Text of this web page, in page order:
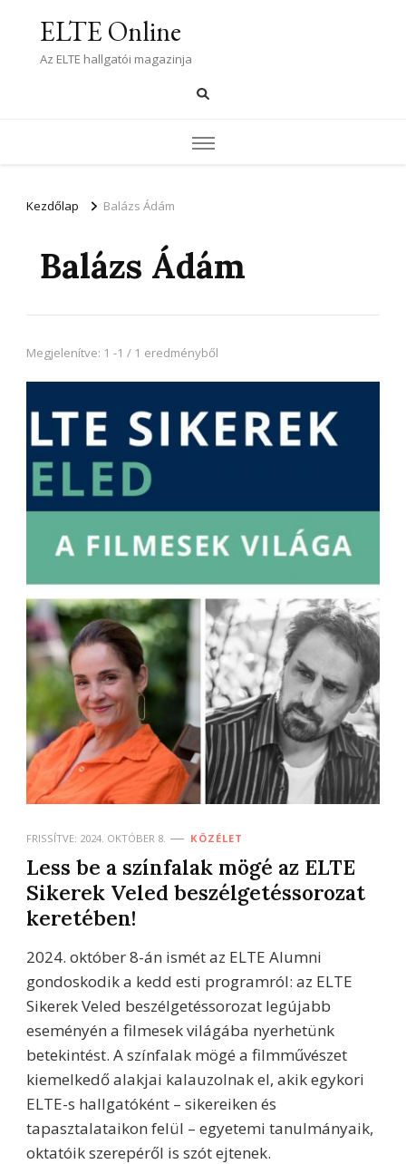
ELTE Online
Az ELTE hallgatói magazinja
Kezdőlap Balázs Ádám
Balázs Ádám
Megjelenítve: 1 -1 / 1 eredményből
FRISSÍTVE: 2024. OKTÓBER 8. KÖZÉLET
Less be a színfalak mögé az ELTE
Sikerek Veled beszélgetéssorozat
keretében!
2024. október 8-án ismét az ELTE Alumni
gondoskodik a kedd esti programról: az ELTE
Sikerek Veled beszélgetéssorozat legújabb
eseményén a filmesek világába nyerhetünk
betekintést. A színfalak mögé a filmművészet
kiemelkedő alakjai kalauzolnak el, akik egykori
ELTE-s hallgatóként – sikereiken és
tapasztalataikon felül – egyetemi tanulmányaik,
oktatóik szerepéről is szót ejtenek.